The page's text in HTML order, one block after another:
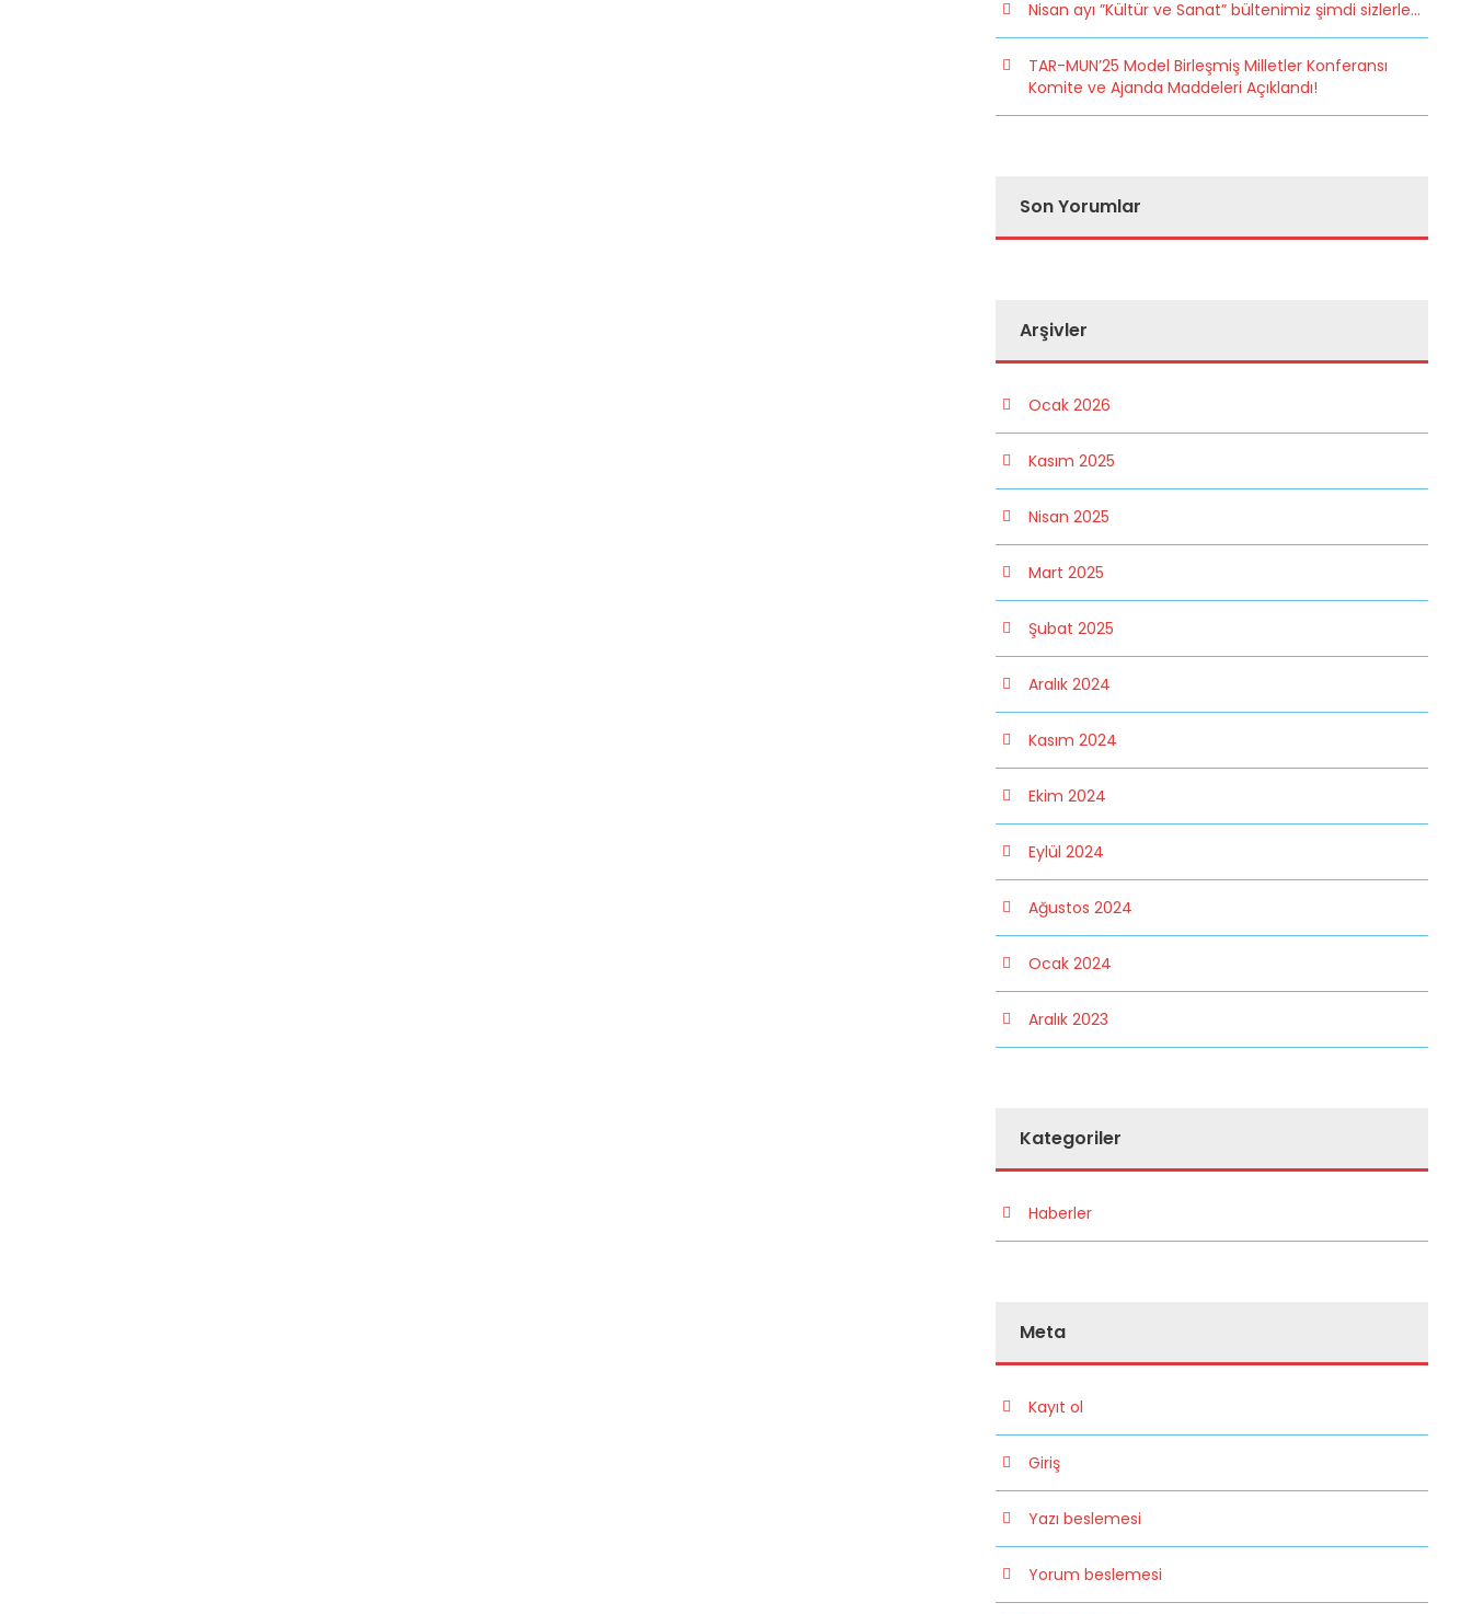
Nisan ayı ”Kültür ve Sanat” bültenimiz şimdi sizlerle…
TAR-MUN’25 Model Birleşmiş Milletler Konferansı
Komite ve Ajanda Maddeleri Açıklandı!
Son Yorumlar
Arşivler
Ocak 2026
Kasım 2025
Nisan 2025
Mart 2025
Şubat 2025
Aralık 2024
Kasım 2024
Ekim 2024
Eylül 2024
Ağustos 2024
Ocak 2024
Aralık 2023
Kategoriler
Haberler
Meta
Kayıt ol
Giriş
Yazı beslemesi
Yorum beslemesi